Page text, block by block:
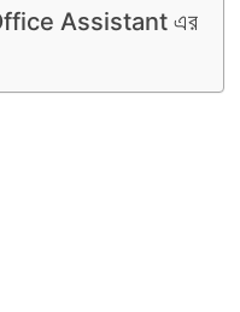
Office Assistant এর